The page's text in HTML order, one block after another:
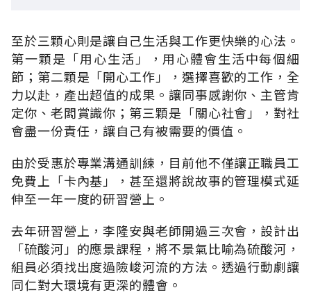
至於三顆心則是讓自己生活與工作更快樂的心法。
第一顆是「用心生活」，用心體會生活中每個細
節；第二顆是「開心工作」，選擇喜歡的工作，全
力以赴，產出超值的成果。讓同事感謝你、主管肯
定你、老闆賞識你；第三顆是「關心社會」，對社
會盡一份責任，讓自己有被需要的價值。
由於受惠於專業溝通訓練，目前他不僅讓正職員工
免費上「卡內基」，甚至還將說故事的管理模式延
伸至一年一度的研習營上。
去年研習營上，李隆安與老師開過三次會，設計出
「硫酸河」的應景課程，將不景氣比喻為硫酸河，
組員必須找出度過險峻河流的方法。透過行動劇讓
同仁對大環境有更深的體會。